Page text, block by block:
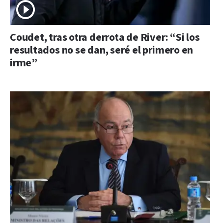
Coudet, tras otra derrota de River: “Si los
resultados no se dan, seré el primero en
irme”